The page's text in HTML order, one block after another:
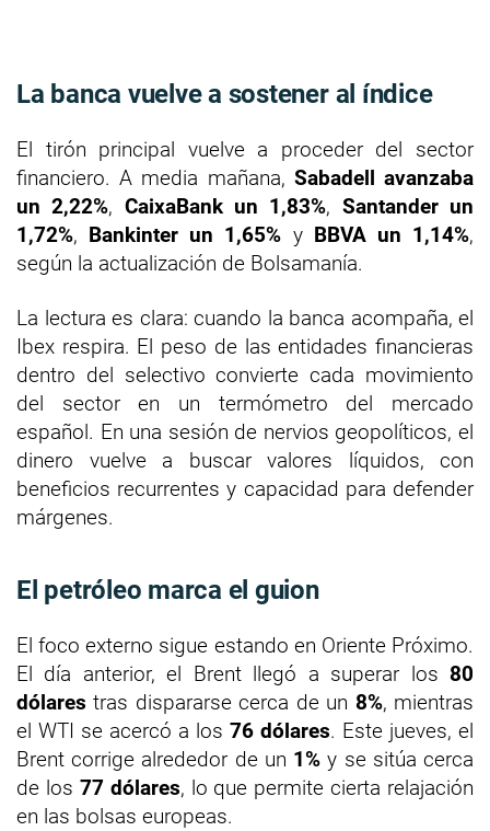
La banca vuelve a sostener al índice
El tirón principal vuelve a proceder del sector
financiero. A media mañana, Sabadell avanzaba
un 2,22%, CaixaBank un 1,83%, Santander un
1,72%, Bankinter un 1,65% y BBVA un 1,14%,
según la actualización de Bolsamanía.
La lectura es clara: cuando la banca acompaña, el
Ibex respira. El peso de las entidades financieras
dentro del selectivo convierte cada movimiento
del sector en un termómetro del mercado
español. En una sesión de nervios geopolíticos, el
dinero vuelve a buscar valores líquidos, con
beneficios recurrentes y capacidad para defender
márgenes.
El petróleo marca el guion
El foco externo sigue estando en Oriente Próximo.
El día anterior, el Brent llegó a superar los 80
dólares tras dispararse cerca de un 8%, mientras
el WTI se acercó a los 76 dólares. Este jueves, el
Brent corrige alrededor de un 1% y se sitúa cerca
de los 77 dólares, lo que permite cierta relajación
en las bolsas europeas.